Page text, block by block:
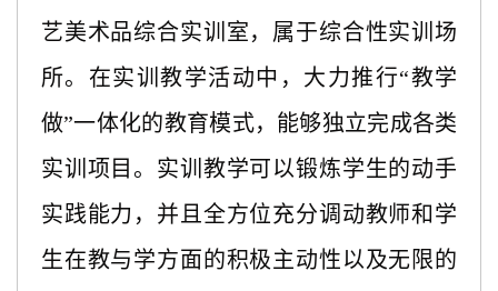
艺美术品综合实训室，属于综合性实训场
所。在实训教学活动中，大力推行“教学
做”一体化的教育模式，能够独立完成各类
实训项目。实训教学可以锻炼学生的动手
实践能力，并且全方位充分调动教师和学
生在教与学方面的积极主动性以及无限的